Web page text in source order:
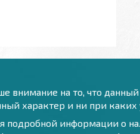
внимание на то, что
характер и ни при каких
подробной информации о